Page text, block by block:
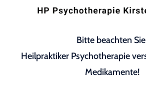
Bitte beachten
Heilpraktiker Psychotherapie
Medikamente!